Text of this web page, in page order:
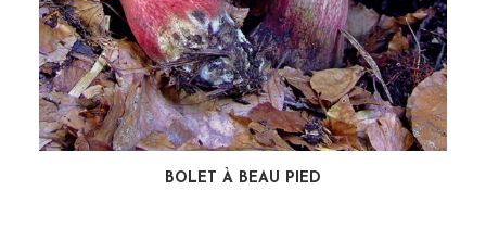
LIRE LA SUITE
BOLET À BEAU PIED